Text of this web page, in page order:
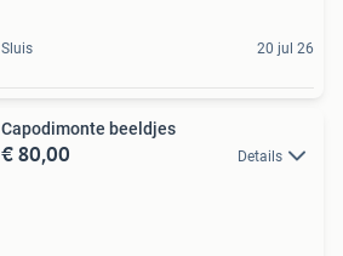
Sluis 20 jul 26
Capodimonte beeldjes
€ 80,00 Details